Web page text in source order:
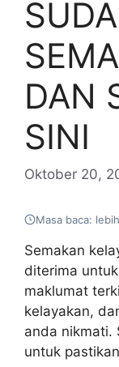
DAN
SINI
Oktober 20,
Masa baca:
Semakan
diterima
maklumat
kelayakan,
anda nikmati.
untuk